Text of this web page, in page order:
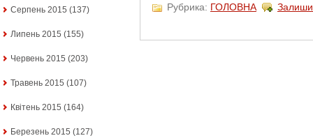
Серпень 2015 (137)
Липень 2015 (155)
Червень 2015 (203)
Травень 2015 (107)
Квітень 2015 (164)
Березень 2015 (127)
Рубрика: ГОЛОВНА